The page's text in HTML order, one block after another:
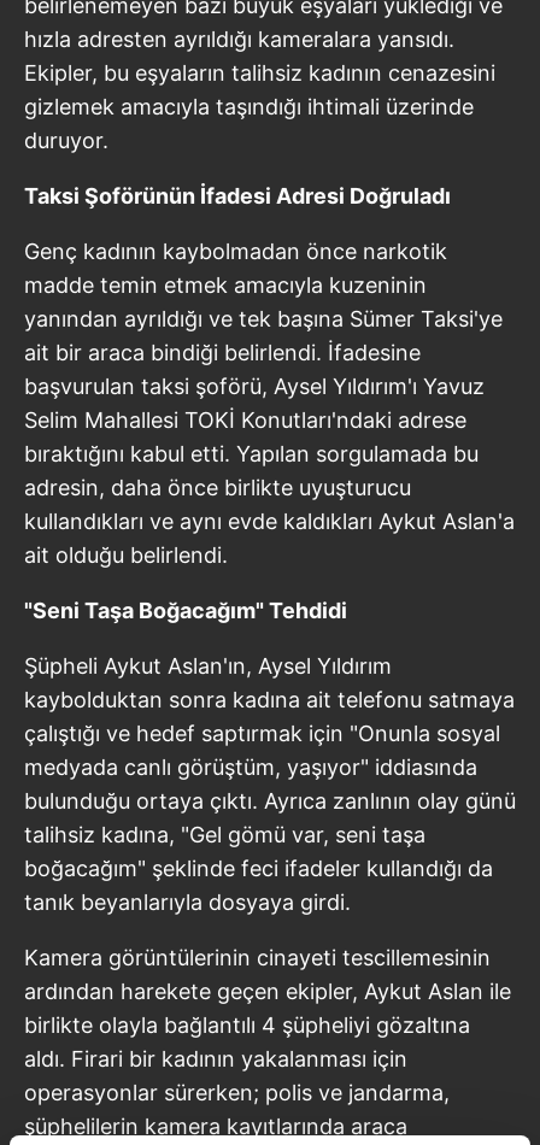
hızla adresten ayrıldığı kameralara yansıdı.
Ekipler, bu eşyaların talihsiz kadının cenazesini
gizlemek amacıyla taşındığı ihtimali üzerinde
duruyor.
Taksi Şoförünün İfadesi Adresi Doğruladı
Genç kadının kaybolmadan önce narkotik
madde temin etmek amacıyla kuzeninin
yanından ayrıldığı ve tek başına Sümer Taksi'ye
ait bir araca bindiği belirlendi. İfadesine
başvurulan taksi şoförü, Aysel Yıldırım'ı Yavuz
Selim Mahallesi TOKİ Konutları'ndaki adrese
bıraktığını kabul etti. Yapılan sorgulamada bu
adresin, daha önce birlikte uyuşturucu
kullandıkları ve aynı evde kaldıkları Aykut Aslan'a
ait olduğu belirlendi.
"Seni Taşa Boğacağım" Tehdidi
Şüpheli Aykut Aslan'ın, Aysel Yıldırım
kaybolduktan sonra kadına ait telefonu satmaya
çalıştığı ve hedef saptırmak için "Onunla sosyal
medyada canlı görüştüm, yaşıyor" iddiasında
bulunduğu ortaya çıktı. Ayrıca zanlının olay günü
talihsiz kadına, "Gel gömü var, seni taşa
boğacağım" şeklinde feci ifadeler kullandığı da
tanık beyanlarıyla dosyaya girdi.
Kamera görüntülerinin cinayeti tescillemesinin
ardından harekete geçen ekipler, Aykut Aslan ile
birlikte olayla bağlantılı 4 şüpheliyi gözaltına
aldı. Firari bir kadının yakalanması için
operasyonlar sürerken; polis ve jandarma,
şüphelilerin kamera kayıtlarında araca